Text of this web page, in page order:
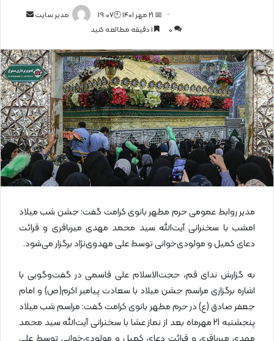
مدیر سایت
ا
ل
ا
ی
م
ی
ل
📅 21 مهر 1401 🕙19:07
0
مدیر روابط عمومی حرم مطهر بانوی کرامت گفت: جشن شب میلاد
امشب با سخنرانی آیت‌الله سید محمد مهدی میرباقری و قرائت
دعای کمیل و مولودی‌خوانی توسط علی مهدوی‌نژاد برگزار می‌شود.
به گزارش ندای قم، حجت‌الاسلام علی قاسمی در گفت‌وگویی با
اشاره برگزاری مراسم جشن میلاد با سعادت پیامبر اکرم(ص) و امام
جعفر صادق (ع) در حرم مطهر بانوی کرامت گفت: مراسم شب میلاد
پنجشنبه 21 مهرماه بعد از نماز عشا با سخنرانی آیت‌الله سید محمد